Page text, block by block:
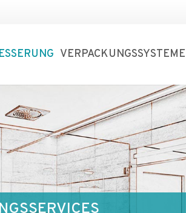
VERPACKUNGSSYSTEME